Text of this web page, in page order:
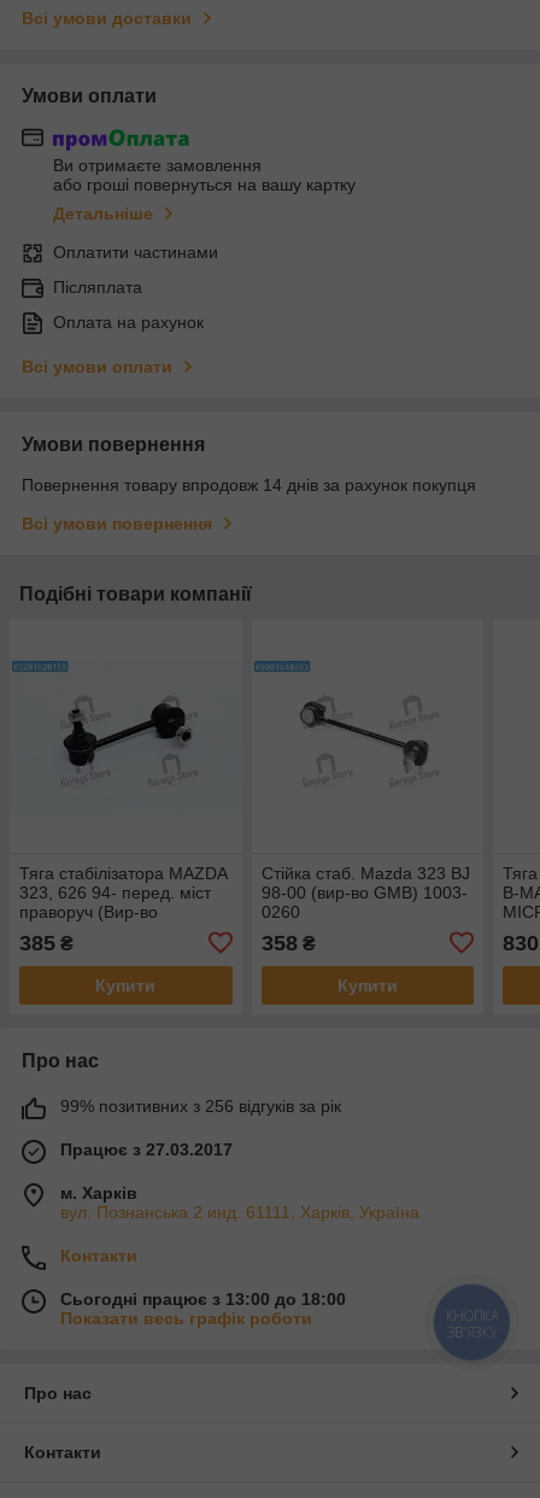
Всі умови доставки
Умови оплати
Ви отримаєте замовлення
або гроші повернуться на вашу картку
Детальніше
Оплатити частинами
Післяплата
Оплата на рахунок
Всі умови оплати
Умови повернення
Повернення товару впродовж 14 днів за рахунок покупця
Всі умови повернення
Подібні товари компанії
Тяга стабілізатора MAZDA
323, 626 94- перед. міст
праворуч (Вир-во
385 ₴
Купити
Стійка стаб. Mazda 323 BJ
98-00 (вир-во GMB) 1003-
0260
358₴
Купити
B-
830
Про нас
99% позитивних з 256 відгуків за рік
Працює з 27.03.2017
м. Харків
вул. Познанська 2 инд. 61111, Харків, Україна
Контакти
Сьогодні працює з 13:00 до 18:00
Показати весь графік роботи
Про нас
Контакти
КНОПКА
ЗВ'ЯЗКУ